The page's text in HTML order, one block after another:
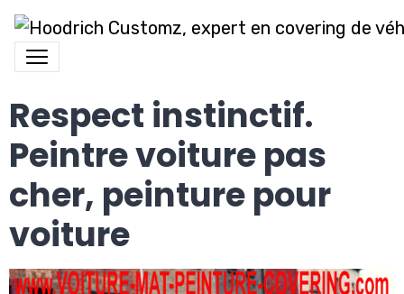
Respect instinctif.
Peintre voiture pas
cher, peinture pour
voiture